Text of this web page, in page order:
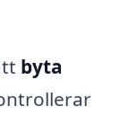
byta